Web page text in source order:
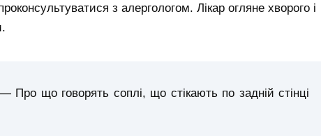
з алергологом. Лікар огляне хворого і
Про що говорять соплі, що стікають по задній стінці